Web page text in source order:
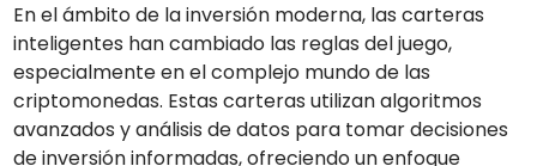
En el ámbito de la inversión moderna, las carteras
inteligentes han cambiado las reglas del juego,
especialmente en el complejo mundo de las
criptomonedas. Estas carteras utilizan algoritmos
avanzados y análisis de datos para tomar decisiones
de inversión informadas, ofreciendo un enfoque